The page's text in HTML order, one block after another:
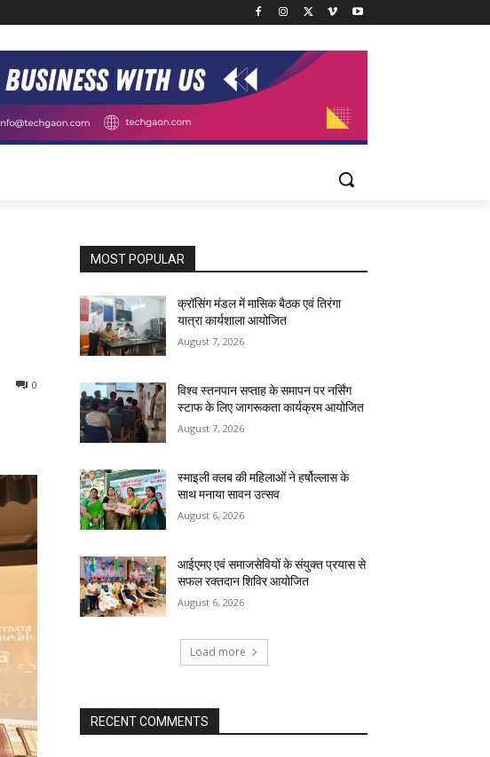
0
MOST POPULAR
क्रॉसिंग मंडल में मासिक बैठक एवं तिरंगा
यात्रा कार्यशाला आयोजित
August 7, 2026
विश्व स्तनपान सप्ताह के समापन पर नर्सिंग
स्टाफ के लिए जागरूकता कार्यक्रम आयोजित
August 7, 2026
स्माइली क्लब की महिलाओं ने हर्षोल्लास के
साथ मनाया सावन उत्सव
August 6, 2026
आईएमए एवं समाजसेवियों के संयुक्त प्रयास से
सफल रक्तदान शिविर आयोजित
August 6, 2026
Load more
RECENT COMMENTS